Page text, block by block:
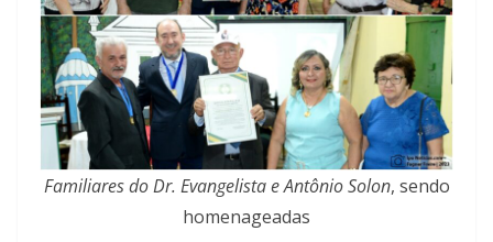
Familiares do Dr. Evangelista e Antônio Solon, sendo
homenageadas